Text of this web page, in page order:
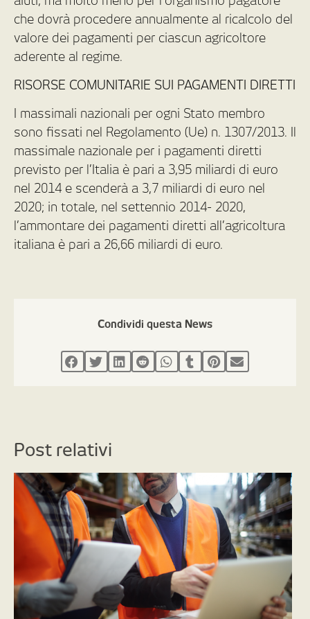
che dovrà procedere annualmente al ricalcolo del
valore dei pagamenti per ciascun agricoltore
aderente al regime.
RISORSE COMUNITARIE SUI PAGAMENTI DIRETTI
I massimali nazionali per ogni Stato membro
sono fissati nel Regolamento (Ue) n. 1307/2013. Il
massimale nazionale per i pagamenti diretti
previsto per l’Italia è pari a 3,95 miliardi di euro
nel 2014 e scenderà a 3,7 miliardi di euro nel
2020; in totale, nel settennio 2014- 2020,
l’ammontare dei pagamenti diretti all’agricoltura
italiana è pari a 26,66 miliardi di euro.
Condividi questa News
Post relativi